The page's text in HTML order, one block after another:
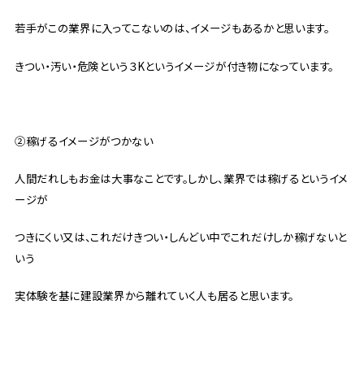
若手がこの業界に入ってこないのは、イメージもあるかと思います。
きつい・汚い・危険という３Kというイメージが付き物になっています。
②稼げるイメージがつかない
人間だれしもお金は大事なことです。しかし、業界では稼げるというイメ
ージが
つきにくい又は、これだけきつい・しんどい中でこれだけしか稼げないと
いう
実体験を基に建設業界から離れていく人も居ると思います。